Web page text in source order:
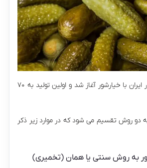
تولید کارخانه ترشی در ایران با خیارشور آغاز شد و اولین تولید به ۷۰
دو روش تقسیم می شود که در موارد زیر ذکر
به روش سنتی یا همان (تخمیری)